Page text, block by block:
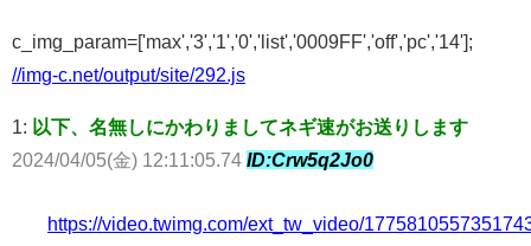
c_img_param=['max','3','1','0','list','0009FF','off','pc','14'];
//img-c.net/output/site/292.js
1: 以下、名無しにかわりましてネギ速がお送りします
2024/04/05(金) 12:11:05.74 ID:Crw5q2Jo0
https://video.twimg.com/ext_tw_video/